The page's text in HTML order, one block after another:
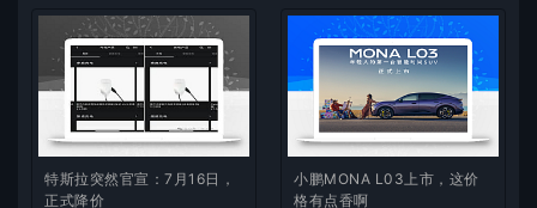
特斯拉突然官宣：7月16日，
正式降价
小鹏MONA L03上市，这价
格有点香啊